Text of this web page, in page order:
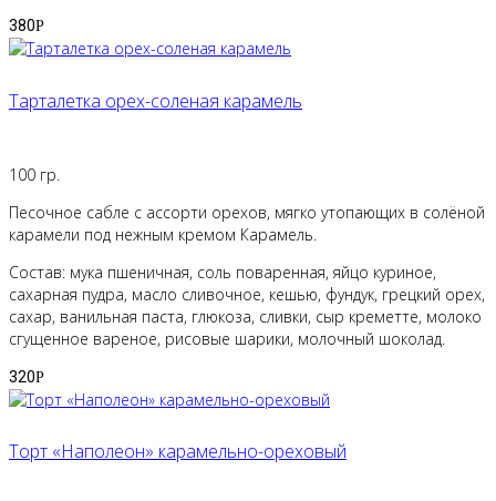
380Р
Тарталетка орех-соленая карамель
100 гр.
Песочное сабле с ассорти орехов, мягко утопающих в солёной
карамели под нежным кремом Карамель.
Состав: мука пшеничная, соль поваренная, яйцо куриное,
сахарная пудра, масло сливочное, кешью, фундук, грецкий орех,
сахар, ванильная паста, глюкоза, сливки, сыр креметте, молоко
сгущенное вареное, рисовые шарики, молочный шоколад.
320Р
Торт «Наполеон» карамельно-ореховый